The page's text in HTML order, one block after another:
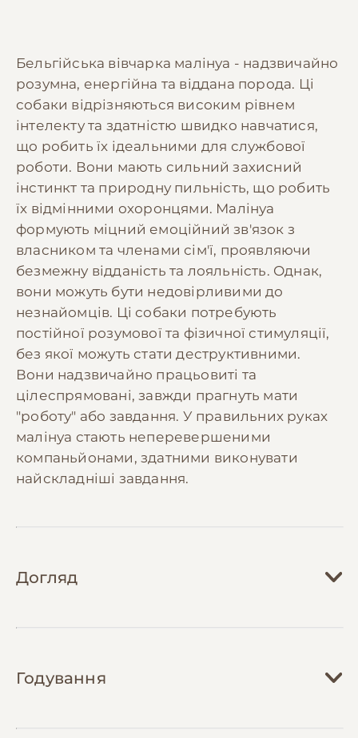
Бельгійська вівчарка малінуа - надзвичайно
розумна, енергійна та віддана порода. Ці
собаки відрізняються високим рівнем
інтелекту та здатністю швидко навчатися,
що робить їх ідеальними для службової
роботи. Вони мають сильний захисний
інстинкт та природну пильність, що робить
їх відмінними охоронцями. Малінуа
формують міцний емоційний зв'язок з
власником та членами сім'ї, проявляючи
безмежну відданість та лояльність. Однак,
вони можуть бути недовірливими до
незнайомців. Ці собаки потребують
постійної розумової та фізичної стимуляції,
без якої можуть стати деструктивними.
Вони надзвичайно працьовиті та
цілеспрямовані, завжди прагнуть мати
"роботу" або завдання. У правильних руках
малінуа стають неперевершеними
компаньйонами, здатними виконувати
найскладніші завдання.
Догляд
та енергетичних витрат. Їм необхідні
щоденні інтенсивні фізичні навантаження
включати як активні ігри, так і розумову
Годування